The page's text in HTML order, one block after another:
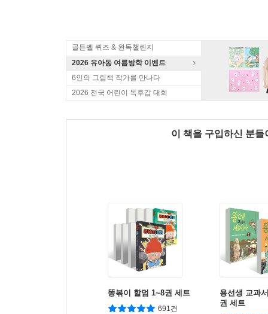
골든벨 퀴즈 & 완독챌린지
2026 유아동 여름방학 이벤트
6인의 그림책 작가를 만나다
2026 전국 어린이 독후감 대회
이 책을 구입하신 분
똥볶이 할멈 1~8권 세트
691건
용선생 교과
권 세트